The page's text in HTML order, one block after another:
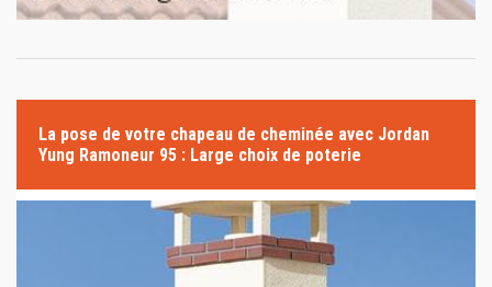
La pose de votre chapeau de cheminée avec Jordan
Yung Ramoneur 95 : Large choix de poterie